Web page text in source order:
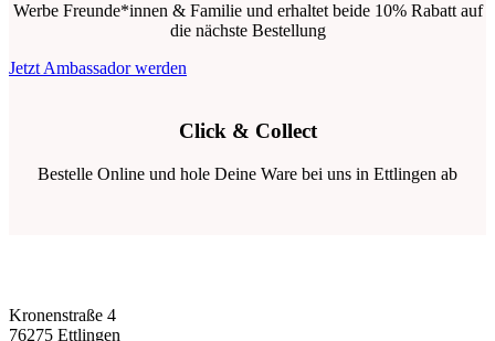
Werbe Freunde*innen & Familie und erhaltet beide 10% Rabatt auf
die nächste Bestellung
Jetzt Ambassador werden
Click & Collect
Bestelle Online und hole Deine Ware bei uns in Ettlingen ab
Kronenstraße 4
76275 Ettlingen